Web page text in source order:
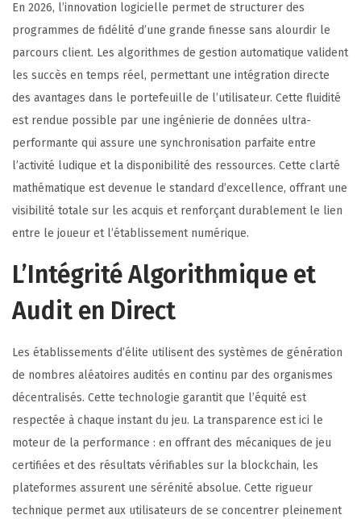
En 2026, l’innovation logicielle permet de structurer des
programmes de fidélité d’une grande finesse sans alourdir le
parcours client. Les algorithmes de gestion automatique valident
les succès en temps réel, permettant une intégration directe
des avantages dans le portefeuille de l’utilisateur. Cette fluidité
est rendue possible par une ingénierie de données ultra-
performante qui assure une synchronisation parfaite entre
l’activité ludique et la disponibilité des ressources. Cette clarté
mathématique est devenue le standard d’excellence, offrant une
visibilité totale sur les acquis et renforçant durablement le lien
entre le joueur et l’établissement numérique.
L’Intégrité Algorithmique et
Audit en Direct
Les établissements d’élite utilisent des systèmes de génération
de nombres aléatoires audités en continu par des organismes
décentralisés. Cette technologie garantit que l’équité est
respectée à chaque instant du jeu. La transparence est ici le
moteur de la performance : en offrant des mécaniques de jeu
certifiées et des résultats vérifiables sur la blockchain, les
plateformes assurent une sérénité absolue. Cette rigueur
technique permet aux utilisateurs de se concentrer pleinement